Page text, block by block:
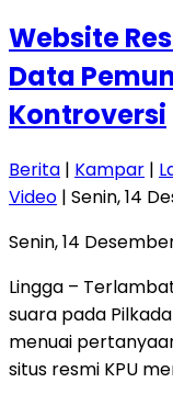
Website
Data
Kontroversi
Berita | Kampar |
Video | Senin, 14
Senin, 14
Lingga –
suara pada
menuai
situs resmi KPU